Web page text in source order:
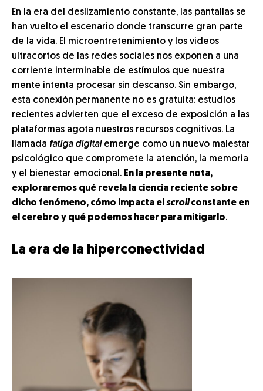
En la era del deslizamiento constante, las pantallas se
han vuelto el escenario donde transcurre gran parte
de la vida. El microentretenimiento y los videos
ultracortos de las redes sociales nos exponen a una
corriente interminable de estímulos que nuestra
mente intenta procesar sin descanso. Sin embargo,
esta conexión permanente no es gratuita: estudios
recientes advierten que el exceso de exposición a las
plataformas agota nuestros recursos cognitivos. La
llamada fatiga digitalemerge como un nuevo malestar
psicológico que compromete la atención, la memoria
y el bienestar emocional. En la presente nota,
exploraremos qué revela la ciencia reciente sobre
dicho fenómeno, cómo impacta el scrollconstante en
el cerebro y qué podemos hacer para mitigarlo.
La era de la hiperconectividad